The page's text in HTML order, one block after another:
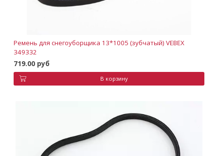
Ремень для снегоуборщика 13*1005 (зубчатый) VEBEX
349332
719.00 руб
В корзину